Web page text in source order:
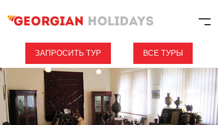
ЗАПРОСИТЬ ТУР ВСЕ ТУРЫ